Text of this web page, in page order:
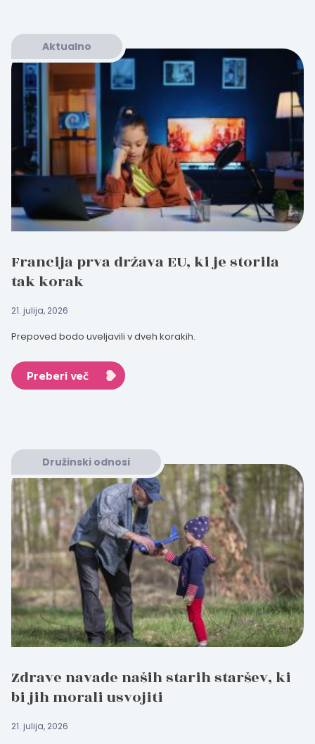
Aktualno
Francija prva država EU, ki je storila
tak korak
21. julija, 2026
Prepoved bodo uveljavili v dveh korakih.
Preberi več
Družinski odnosi
Zdrave navade naših starih staršev, ki
bi jih morali usvojiti
21. julija, 2026